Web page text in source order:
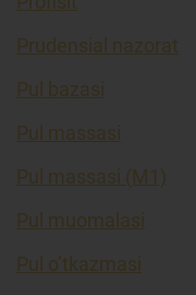
Prudensial nazorat
Pul bazasi
Pul massasi
Pul massasi (M1)
Pul muomalasi
Pul o’tkazmasi